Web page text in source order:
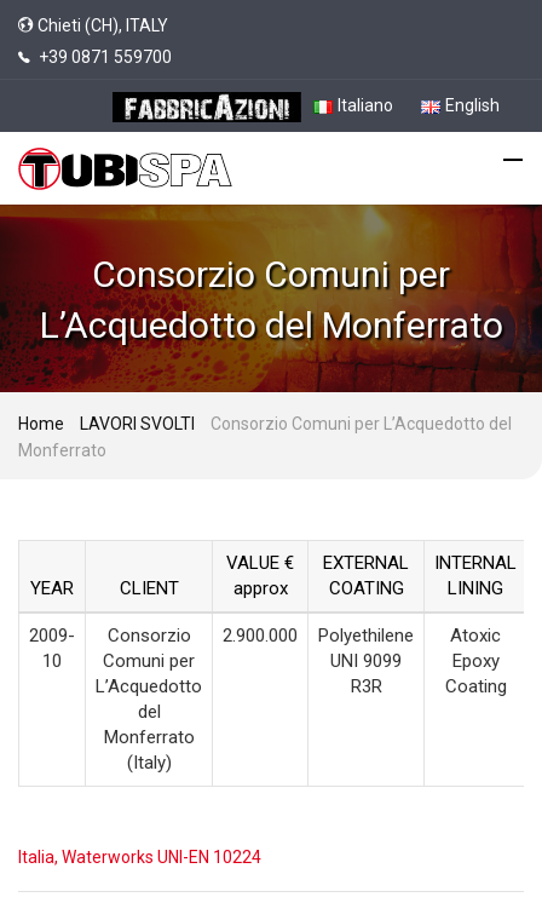
Chieti (CH), ITALY
+39 0871 559700
Italiano English
Consorzio Comuni per
L’Acquedotto del Monferrato
Home LAVORI SVOLTI
Consorzio Comuni per L’Acquedotto del
Monferrato
YEAR CLIENT
VALUE €
approx
EXTERNAL
COATING
INTERNAL
LINING
2009-
10
Consorzio
Comuni per
L’Acquedotto
del
Monferrato
(Italy)
2.900.000
Polyethilene
UNI 9099
R3R
Atoxic
Epoxy
Coating
Italia, Waterworks UNI-EN 10224